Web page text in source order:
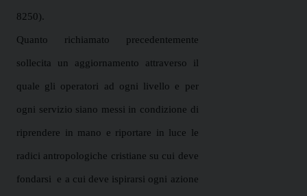
8250).
Quanto richiamato precedentemente
sollecita un aggiornamento attraverso il
quale gli operatori ad ogni livello e per
ogni servizio siano messi in condizione di
riprendere in mano e riportare in luce le
radici antropologiche cristiane su cui deve
fondarsi e a cui deve ispirarsi ogni azione